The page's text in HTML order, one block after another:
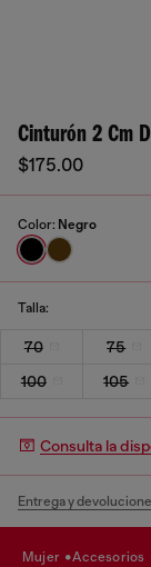
Cinturón 2 Cm
$175.00
Color: Negro
Talla:
70 75
100
105
Consulta la
Entrega y
mujer accesorios